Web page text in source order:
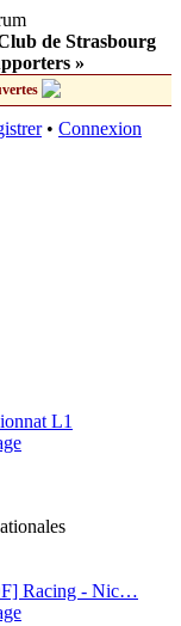
de Strasbourg
»
• Connexion
L1
Racing - Nic…